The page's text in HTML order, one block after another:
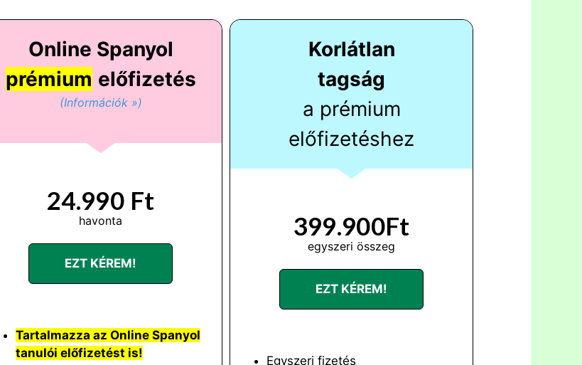
Online Spanyol
prémium előfizetés
(Információk »)
24.990 Ft
havonta
EZT KÉREM!
Tartalmazza az Online Spanyol
tanulói előfizetést is!
Korlátlan
tagság
a prémium
előfizetéshez
399.900Ft
egyszeri összeg
EZT KÉREM!
Egyszeri fizetés